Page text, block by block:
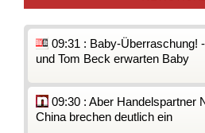
09:31 : Baby-Überraschung!
und Tom Beck erwarten Baby
09:30 : Aber Handelspartner
China brechen deutlich ein